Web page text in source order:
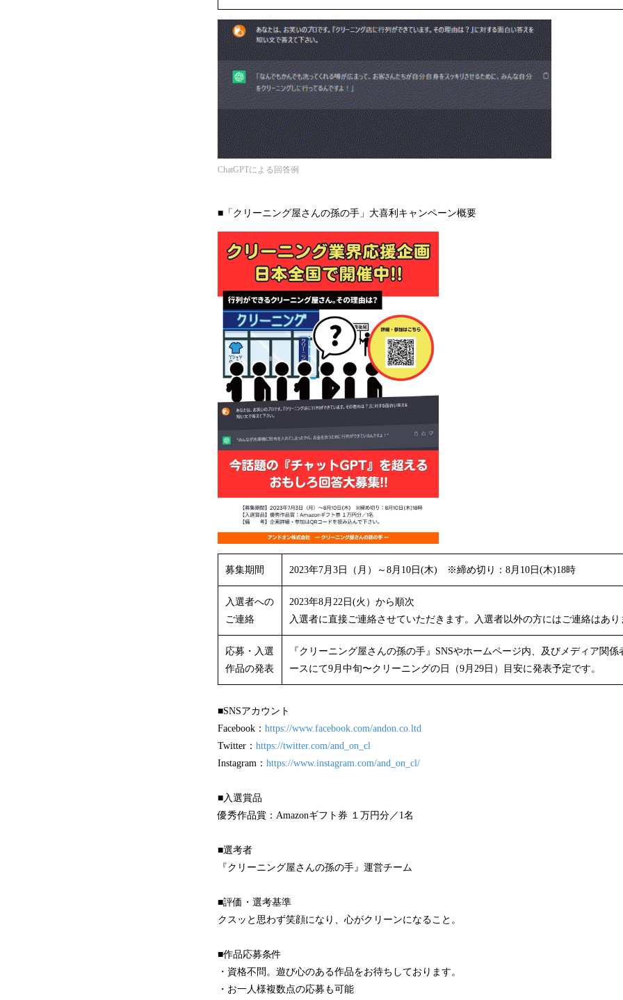
ChatGPTによる回答例
■「クリーニング屋さんの孫の手」大喜利キャンペーン概要
募集期間 2023年7月3日（月）～8月10日(木) ※締め切り：8月10日(木)18時
入選者への
ご連絡
2023年8月22日(火）から順次
入選者に直接ご連絡させていただきます。入選者以外の方にはご連絡はあり
応募・入選
作品の発表
『クリーニング屋さんの孫の手』SNSやホームページ内、及びメディア関
ースにて9月中旬〜クリーニングの日（9月29日）目安に発表予定です。
■SNSアカウント
Facebook： https://www.facebook.com/andon.co.ltd
Twitter： https://twitter.com/and_on_cl
Instagram： https://www.instagram.com/and_on_cl/
■入選賞品
優秀作品賞：Amazonギフト券 １万円分／1名
■選考者
『クリーニング屋さんの孫の手』運営チーム
■評価・選考基準
クスッと思わず笑顔になり、心がクリーンになること。
■作品応募条件
・資格不問。遊び心のある作品をお待ちしております。
・お一人様複数点の応募も可能